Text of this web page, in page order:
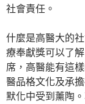
社會責任。
什麼是高醫大的
療奉獻獎可以了
席，高醫能有這
醫品格文化及承
默化中受到薰陶